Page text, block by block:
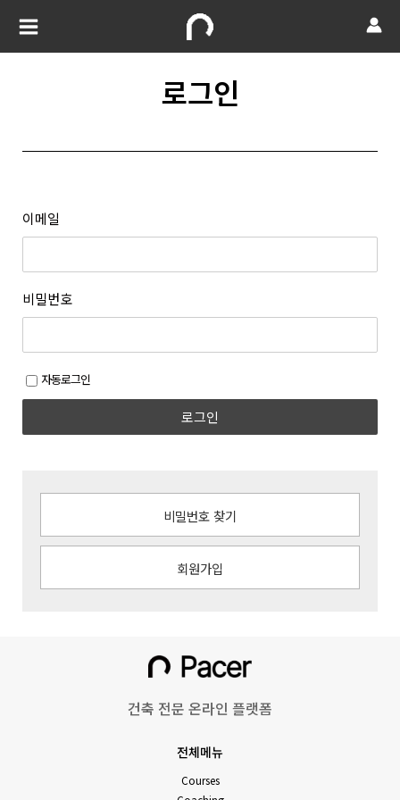
로그인
이메일
비밀번호
자동로그인
로그인
비밀번호 찾기
회원가입
건축 전문 온라인 플랫폼
전체메뉴
Courses